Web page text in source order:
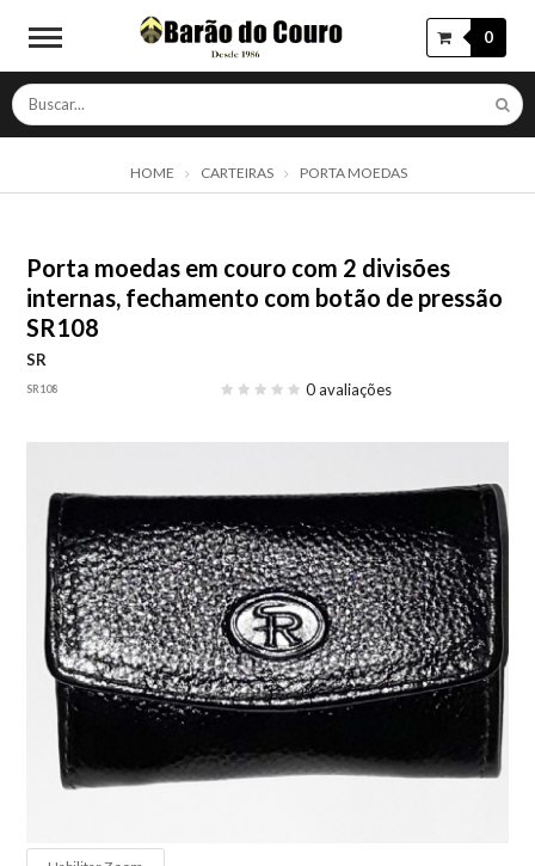
0
HOME CARTEIRAS PORTA MOEDAS
Porta moedas em couro com 2 divisões
internas, fechamento com botão de pressão
SR108
SR
SR108 0 avaliações